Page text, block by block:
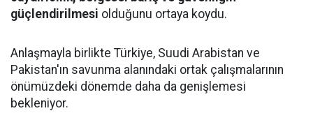
güçlendirilmesi olduğunu ortaya koydu.
Anlaşmayla birlikte Türkiye, Suudi Arabistan ve
Pakistan'ın savunma alanındaki ortak çalışmalarının
önümüzdeki dönemde daha da genişlemesi
bekleniyor.